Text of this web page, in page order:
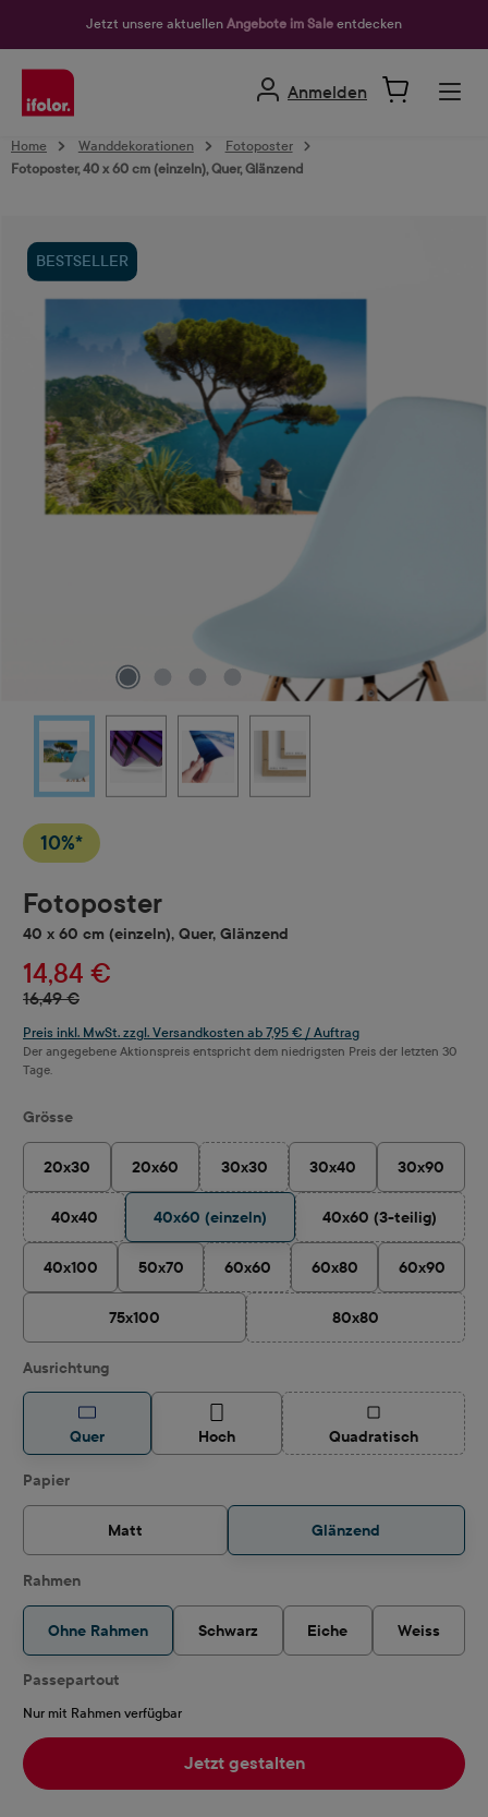
Jetzt unsere aktuellen Angebote im Sale entdecken
Anmelden
Home Wanddekorationen
Fotoposter
Fotoposter, 40 x 60 cm (einzeln), Quer, Glänzend
BESTSELLER
10%*
Fotoposter
40 x 60 cm (einzeln), Quer, Glänzend
14,84 €
16,49 €
Preis inkl. MwSt. zzgl. Versandkosten ab 7,95 € / Auftrag
Der angegebene Aktionspreis entspricht dem niedrigsten Preis der letzten 30
Tage.
Grösseauswählen
20x30 20x60 30x30
(Diese Option ist zurzeit nicht
30x40 30x90
40x40
(Diese Option ist zurzeit nicht verfügbar.)
40x60 (einzeln) 40x60 (3-teilig)
(Diese Option ist
40x100 50x70 60x60
(Diese Option ist zurzeit nicht
60x80 60x90
75x100 80x80
(Diese Option ist
Ausrichtungauswählen
Quer Hoch Quadratisch(Diese Option ist
Papierauswählen
Matt Glänzend
Rahmen
Ohne Rahmen Schwarz Eiche Weiss
Passepartout
Nur mit Rahmen verfügbar
Jetzt gestalten